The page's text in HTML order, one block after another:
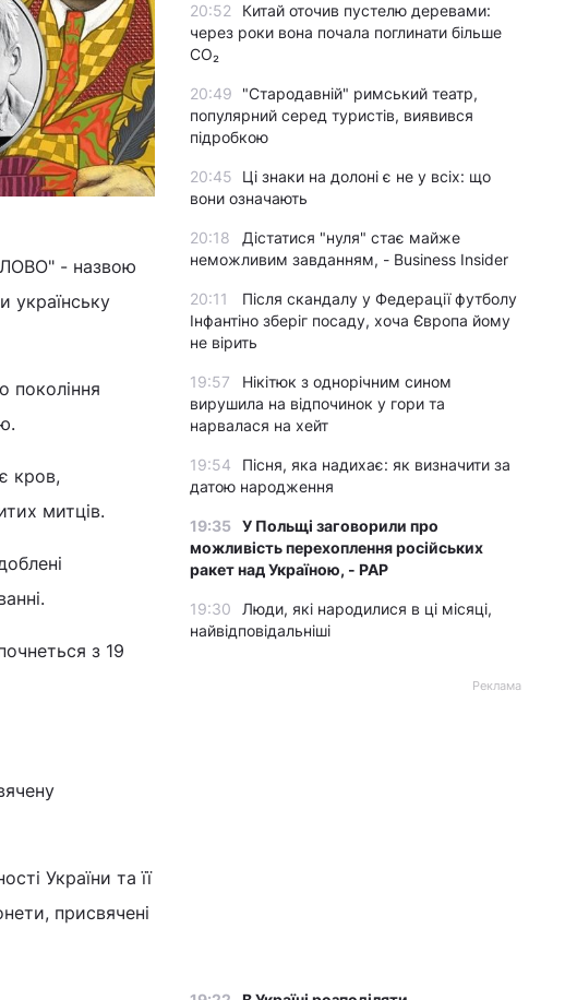
- назвою
українську
покоління
кров,
митців.
з 19
України та її
присвячені
20:52
Китай оточив пустелю деревами:
через роки вона почала поглинати більше
CO₂
20:49
"Стародавній" римський театр,
популярний серед туристів, виявився
підробкою
20:45
Ці знаки на долоні є не у всіх: що
вони означають
20:18
Дістатися "нуля" стає майже
неможливим завданням, - Business Insider
20:11
Після скандалу у Федерації футболу
Інфантіно зберіг посаду, хоча Європа йому
не вірить
19:57
Нікітюк з однорічним сином
вирушила на відпочинок у гори та
нарвалася на хейт
19:54
Пісня, яка надихає: як визначити за
датою народження
19:35 У Польщі заговорили про
можливість перехоплення російських
ракет над Україною, - PAP
19:30
Люди, які народилися в ці місяці,
найвідповідальніші
Реклама